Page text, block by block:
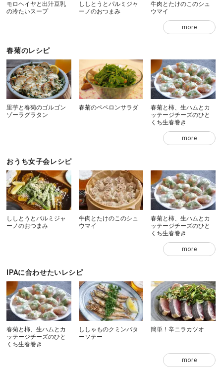
モロヘイヤと出汁豆乳
の冷たいスープ
ししとうとパルミジャ
ーノのおつまみ
牛肉とたけのこのシュ
ウマイ
more
春菊のレシピ
里芋と春菊のゴルゴン
ゾーラグラタン
春菊のペペロンサラダ
春菊と柿、生ハムとカ
ッテージチーズのひと
くち生春巻き
more
おうち女子会レシピ
ししとうとパルミジャ
ーノのおつまみ
牛肉とたけのこのシュ
ウマイ
春菊と柿、生ハムとカ
ッテージチーズのひと
くち生春巻き
more
IPAに合わせたいレシピ
春菊と柿、生ハムとカ
ッテージチーズのひと
くち生春巻き
ししゃものクミンバタ
ーソテー
簡単！辛ニラカツオ
more